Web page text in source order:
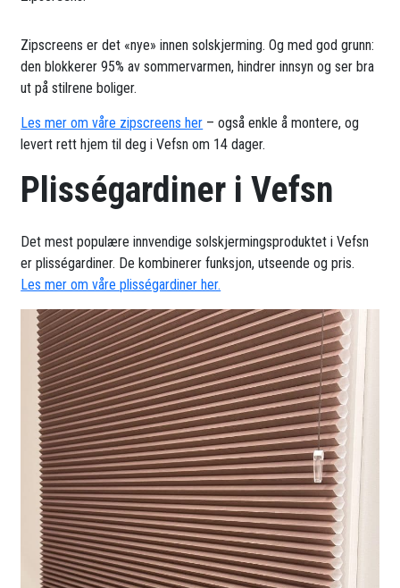
Zipscreens er det «nye» innen solskjerming. Og med god grunn:
den blokkerer 95% av sommervarmen, hindrer innsyn og ser bra
ut på stilrene boliger.
Les mer om våre zipscreens her – også enkle å montere, og
levert rett hjem til deg i Vefsn om 14 dager.
Plisségardiner i Vefsn
Det mest populære innvendige solskjermingsproduktet i Vefsn
er plisségardiner. De kombinerer funksjon, utseende og pris.
Les mer om våre plisségardiner her.